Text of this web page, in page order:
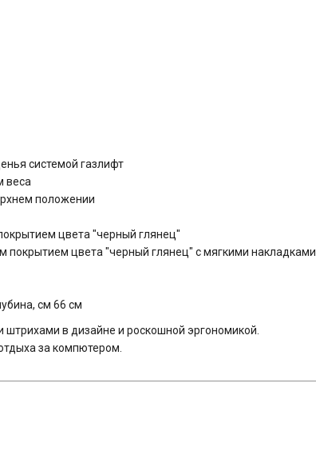
системой газлифт
веса
положении
цвета "черный глянец"
покрытием цвета "черный глянец" с мягкими накладками
см 66 см
в дизайне и роскошной эргономикой.
за компютером.